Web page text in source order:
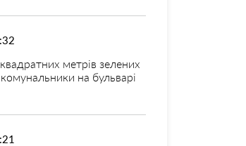
метрів зелених
на бульварі